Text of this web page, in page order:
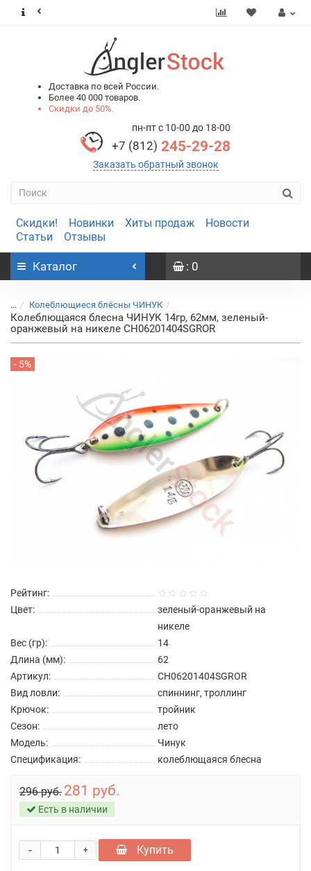
Доставка по всей России.
Более 40 000 товаров.
Скидки до 50%.
пн-пт с 10-00 до 18-00
+7 (812) 245-29-28
Заказать обратный звонок
Скидки! Новинки Хиты продаж
Новости
Статьи
Отзывы
Каталог : 0
... Колеблющиеся блёсны ЧИНУК
Колеблющаяся блесна ЧИНУК 14гр, 62мм, зеленый-
оранжевый на никеле CH06201404SGROR
- 5%
Рейтинг:
Цвет:
зеленый-оранжевый на
никеле
Вес (гр):
14
Длина (мм):
62
Артикул:
CH06201404SGROR
Вид ловли:
спиннинг, троллинг
Крючок:
тройник
Сезон:
лето
Модель:
Чинук
Спецификация:
колеблющаяся блесна
296 руб. 281 руб.
Есть в наличии
+
- Купить